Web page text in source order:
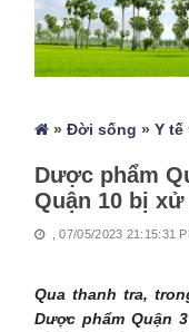
»Đời sống »Y tế
Dược phẩm
Quận 10 bị
, 07/05/2023 21:15:31
Qua thanh tra,
Dược phẩm Quận